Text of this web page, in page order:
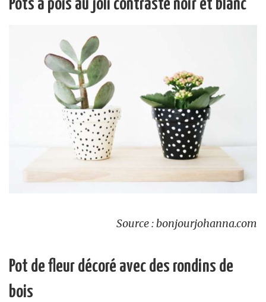
Pots à pois au joli contraste noir et blanc
Source : bonjourjohanna.com
Pot de fleur décoré avec des rondins de
bois